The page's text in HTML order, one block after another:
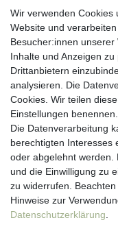
Kundenservice
Hotline: 07452 - 847
Kontakt
Anmelden
Registrieren
Newsletter
Versand & Lieferung
Zahlungsarten
viasalutis
Mehr zu viasalutis
Beratungscenter Haut
Wir verwenden Cookies
Website und
Besucher:innen unserer
Inhalte und Anzeigen
Drittanbietern
analysieren. Die
Cookies. Wir teilen
Einstellungen benennen.
Die Datenverarbeitung
berechtigten Interesses
oder abgelehnt werden.
und die Einwilligung zu
zu widerrufen.
Hinweise zur
Daten­schutz­erklärung